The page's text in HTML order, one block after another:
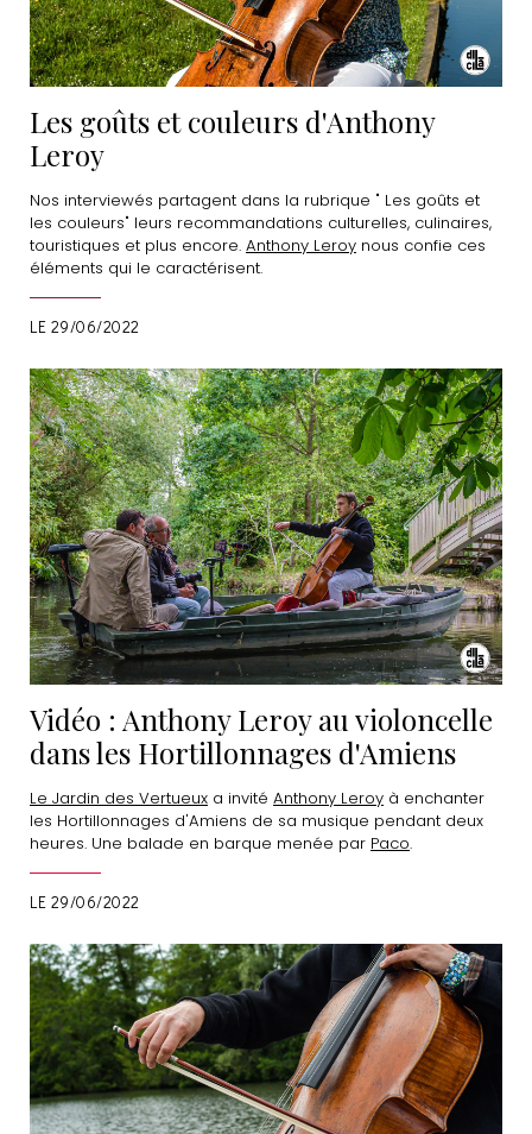
Les goûts et couleurs d'Anthony
Leroy
LE 29/06/2022
Nos interviewés partagent dans la rubrique " Les goûts et
les couleurs" leurs recommandations culturelles, culinaires,
touristiques et plus encore. Anthony Leroy nous confie ces
éléments qui le caractérisent.
Vidéo : Anthony Leroy au violoncelle
dans les Hortillonnages d'Amiens
LE 29/06/2022
Le Jardin des Vertueux a invité Anthony Leroy à enchanter
les Hortillonnages d'Amiens de sa musique pendant deux
heures. Une balade en barque menée par Paco.